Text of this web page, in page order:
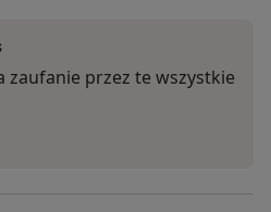
zaufanie przez te wszystkie